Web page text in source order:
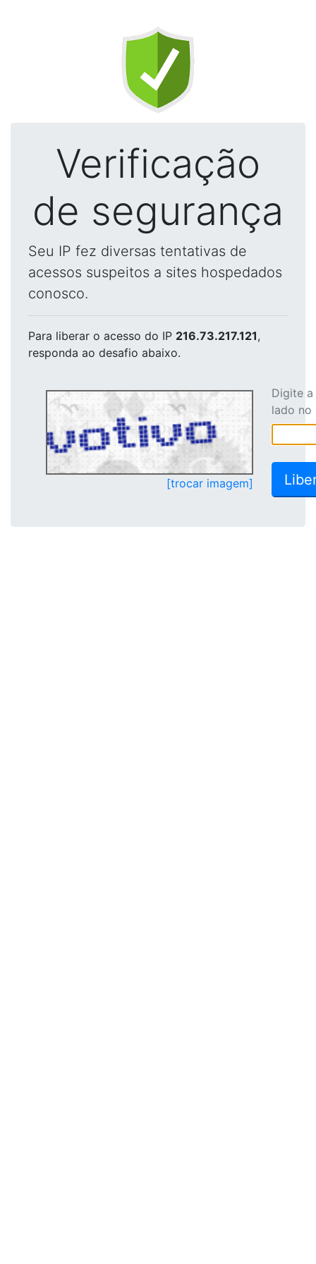
Verificação
de segurança
Seu IP fez diversas tentativas de
acessos suspeitos a sites hospedados
conosco.
Para liberar o acesso do IP 216.73.217.121,
responda ao desafio abaixo.
[trocar imagem]
Digite
lado no